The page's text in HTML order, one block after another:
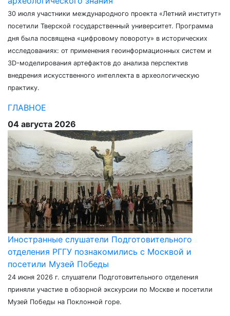
30 июля участники международного проекта «Летний институт»
посетили Тверской государственный университет. Программа
дня была посвящена «цифровому повороту» в исторических
исследованиях: от применения геоинформационных систем и
3D-моделирования артефактов до анализа перспектив
внедрения искусственного интеллекта в археологическую
практику.
ГЛАВНОЕ
04 августа 2026
Иностранные слушатели Подготовительного
отделения РГГУ познакомились с Москвой и
посетили Музей Победы
24 июня 2026 г. слушатели Подготовительного отделения
приняли участие в обзорной экскурсии по Москве и посетили
Музей Победы на Поклонной горе.